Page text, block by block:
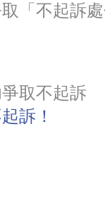
「不起訴處
取不起訴
訴！